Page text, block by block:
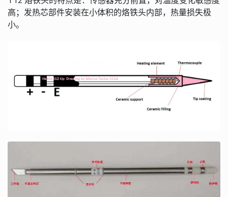
高；发热芯部件安装在小体积的烙铁头内部，热量损失极
小。